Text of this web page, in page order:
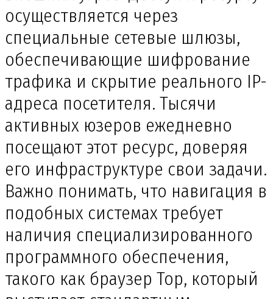
осуществляется через
специальные сетевые шлюзы,
обеспечивающие шифрование
трафика и скрытие реального IP-
адреса посетителя. Тысячи
активных юзеров ежедневно
посещают этот ресурс, доверяя
его инфраструктуре свои задачи.
Важно понимать, что навигация в
подобных системах требует
наличия специализированного
программного обеспечения,
такого как браузер Тор, который